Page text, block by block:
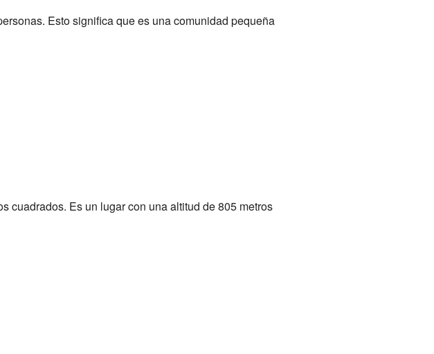
Esto significa que es una comunidad pequeña
cuadrados. Es un lugar con una altitud de 805 metros